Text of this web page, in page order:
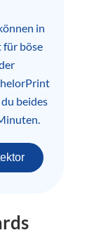
in
für böse
beides